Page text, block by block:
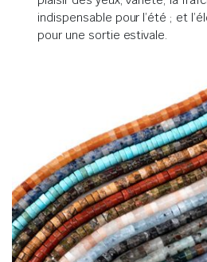
indispensable pour l’été ; et
pour une sortie estivale.